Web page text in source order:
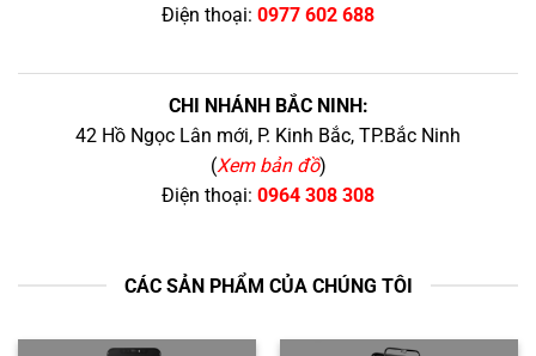
Điện thoại: 0977 602 688
CHI NHÁNH BẮC NINH:
42 Hồ Ngọc Lân mới, P. Kinh Bắc, TP.Bắc Ninh
(Xem bản đồ)
Điện thoại: 0964 308 308
CÁC SẢN PHẨM CỦA CHÚNG TÔI